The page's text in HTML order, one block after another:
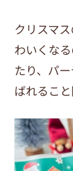
クリスマ
わいくな
たり、パ
ばれること